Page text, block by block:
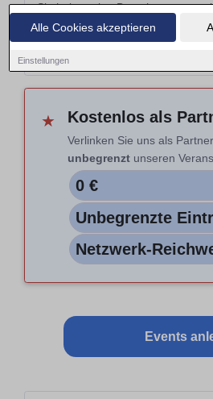
Alle Cookies akzeptieren
Einstellungen
Sie haben eine
Branchen
Hinweis: Nur Vorschau. Auswahl
★ Kostenlos als
Verlinken Sie uns als
unbegrenzt unseren
0 €
Unbegrenzte
Netzwerk-
Events